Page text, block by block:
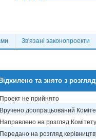
Зв'язані законопроекти
Відхилено та знято з
Проект не прийнято
Вручено доопрацьований
Направлено на розгляд Комітету
Передано на розгляд